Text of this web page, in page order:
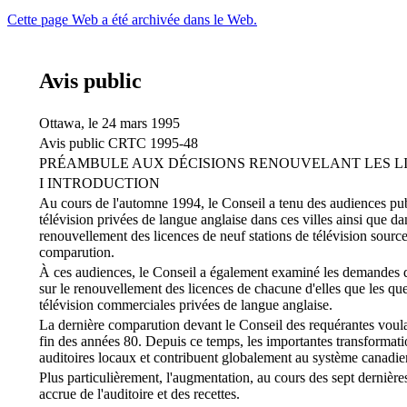
Cette page Web a été archivée dans le Web.
Avis public
Ottawa, le 24 mars 1995
Avis public CRTC 1995-48
PRÉAMBULE AUX DÉCISIONS RENOUVELANT LES
I INTRODUCTION
Au cours de l'automne 1994, le Conseil a tenu des audiences
télévision privées de langue anglaise dans ces villes ainsi que
renouvellement des licences de neuf stations de télévision
comparution.
À ces audiences, le Conseil a également examiné les
sur le renouvellement des licences de chacune d'elles que les
télévision commerciales privées de langue anglaise.
La dernière comparution devant le Conseil des requérantes
fin des années 80. Depuis ce temps, les importantes
auditoires locaux et contribuent globalement au système
Plus particulièrement, l'augmentation, au cours des sept
accrue de l'auditoire et des recettes.